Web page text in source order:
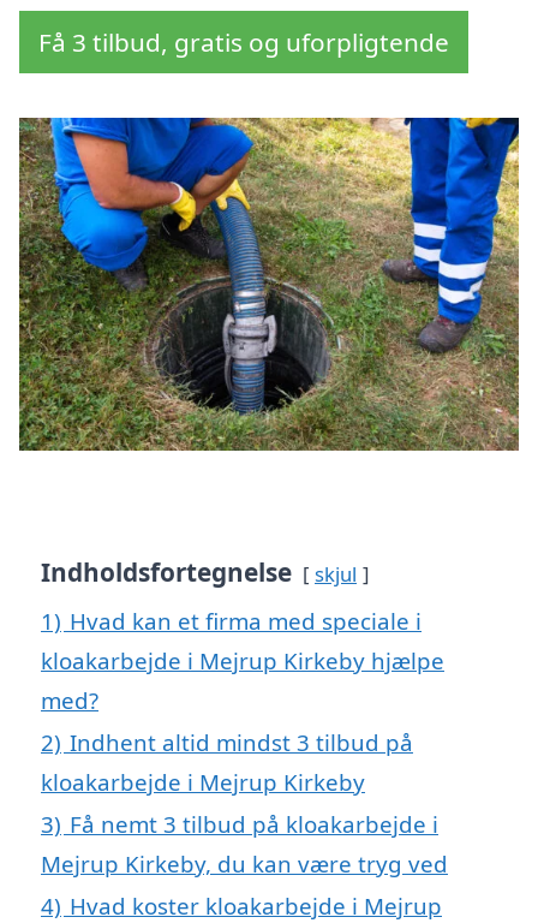
Få 3 tilbud, gratis og uforpligtende
Indholdsfortegnelse skjul
1) Hvad kan et firma med speciale i
kloakarbejde i Mejrup Kirkeby hjælpe
med?
2) Indhent altid mindst 3 tilbud på
kloakarbejde i Mejrup Kirkeby
3) Få nemt 3 tilbud på kloakarbejde i
Mejrup Kirkeby, du kan være tryg ved
4) Hvad koster kloakarbejde i Mejrup